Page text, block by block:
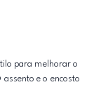
para melhorar o
e o encosto